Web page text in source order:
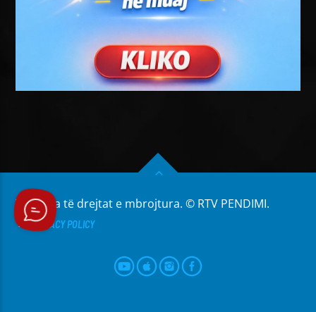
Të gjitha të drejtat e mbrojtura. © RTV PENDIMI.
PRIVACY POLICY